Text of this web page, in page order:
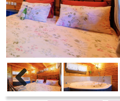
Previous
Previous